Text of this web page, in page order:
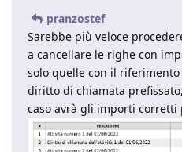
pranzostef
Sarebbe più veloce
a cancellare le righe con
solo quelle con il
diritto di chiamata
caso avrà gli importi corretti